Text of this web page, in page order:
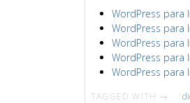
WordPress para
WordPress para
WordPress para
WordPress para
WordPress para
TAGGED WITH →